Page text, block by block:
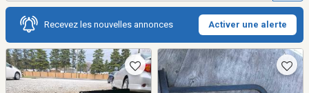
Recevez les nouvelles annonces Activer une alerte